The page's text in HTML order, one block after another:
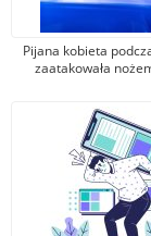
Pijana kobieta
zaatakowała